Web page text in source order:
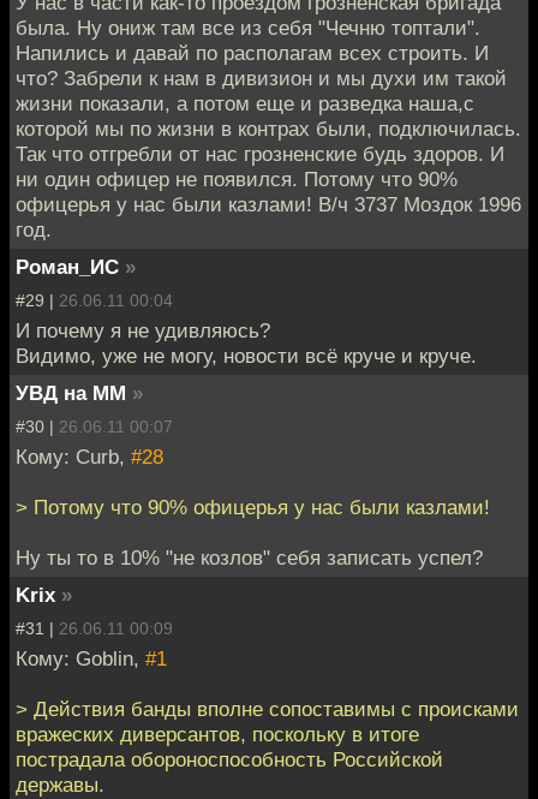
была. Ну ониж там все из себя "Чечню топтали".
Напились и давай по располагам всех строить. И
что? Забрели к нам в дивизион и мы духи им такой
жизни показали, а потом еще и разведка наша,с
которой мы по жизни в контрах были, подключилась.
Так что отгребли от нас грозненские будь здоров. И
ни один офицер не появился. Потому что 90%
офицерья у нас были казлами! В/ч 3737 Моздок 1996
год.
Роман_ИС »
#29 | 26.06.11 00:04
И почему я не удивляюсь?
Видимо, уже не могу, новости всё круче и круче.
УВД на ММ »
#30 | 26.06.11 00:07
Кому: Curb, #28
> Потому что 90% офицерья у нас были казлами!
Ну ты то в 10% "не козлов" себя записать успел?
Krix »
#31 | 26.06.11 00:09
Кому: Goblin, #1
> Действия банды вполне сопоставимы с происками
вражеских диверсантов, поскольку в итоге
пострадала обороноспособность Российской
державы.